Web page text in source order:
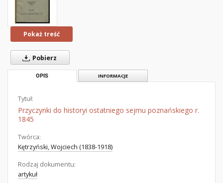
Pokaż treść
Pobierz
OPIS INFORMACJE
Tytuł:
Przyczynki do historyi ostatniego sejmu poznańskiego r.
1845
Twórca:
Kętrzyński, Wojciech (1838-1918)
Rodzaj dokumentu:
artykuł